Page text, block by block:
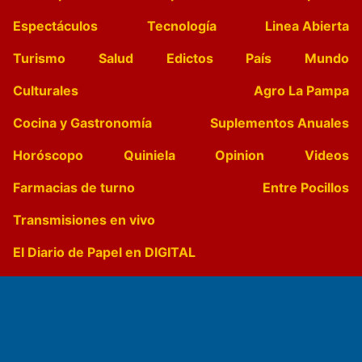
Espectáculos
Tecnología
Linea Abierta
Turismo
Salud Edictos País
Mundo
Culturales
Agro La Pampa
Cocina y Gastronomía
Suplementos Anuales
Horóscopo
Quiniela Opinion
Videos
Farmacias de turno
Entre Pocillos
Transmisiones en vivo
El Diario de Papel en DIGITAL